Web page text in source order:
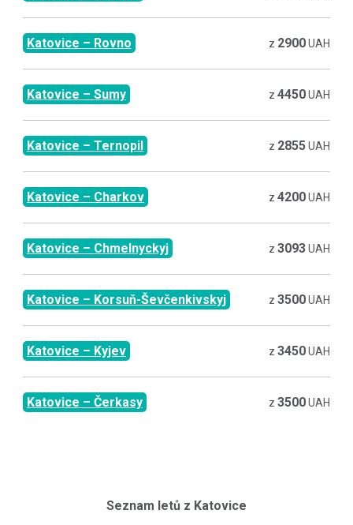
Katovice – Rovno z 2900UAH
Katovice – Sumy z 4450UAH
Katovice – Ternopil z 2855UAH
Katovice – Charkov z 4200UAH
Katovice – Chmelnyckyj z 3093UAH
Katovice – Korsuň-Ševčenkivskyj z 3500UAH
Katovice – Kyjev z 3450UAH
Katovice – Čerkasy z 3500UAH
Seznam letů z Katovice